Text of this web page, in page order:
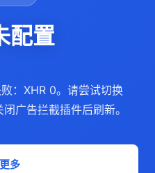
配置
：XHR 0。请尝试切换
广告拦截插件后刷新。
多